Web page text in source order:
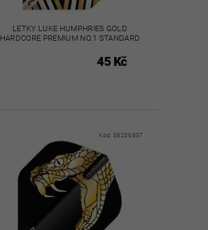
LETKY LUKE HUMPHRIES GOLD
HARDCORE PREMIUM NO.1 STANDARD
45 Kč
Kód:38206837